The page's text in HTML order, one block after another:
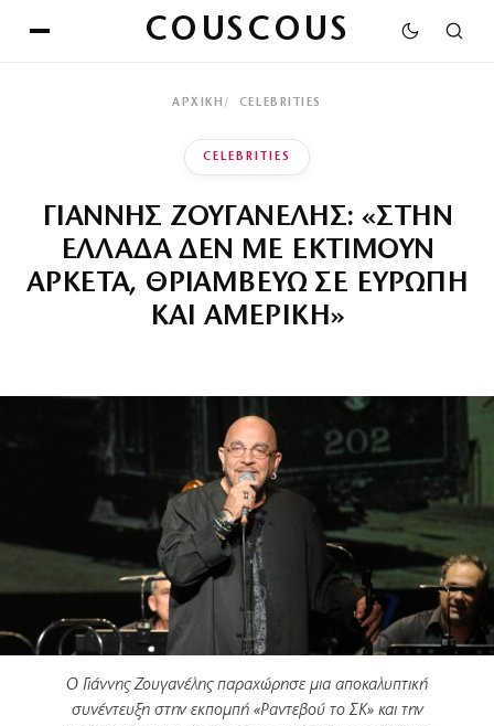
COUSCOUS
ΑΡΧΙΚΉ CELEBRITIES
CELEBRITIES
ΓΙΑΝΝΗΣ ΖΟΥΓΑΝΕΛΗΣ: «ΣΤΗΝ
ΕΛΛΑΔΑ ΔΕΝ ΜΕ ΕΚΤΙΜΟΥΝ
ΑΡΚΕΤΑ, ΘΡΙΑΜΒΕΥΩ ΣΕ ΕΥΡΩΠΗ
ΚΑΙ ΑΜΕΡΙΚΗ»
Ο Γιάννης Ζουγανέλης παραχώρησε μια αποκαλυπτική
συνέντευξη στην εκπομπή «Ραντεβού το ΣΚ» και την